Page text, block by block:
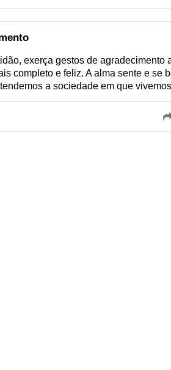
exerça gestos de agradecimento
completo e feliz. A alma sente e se
a sociedade em que